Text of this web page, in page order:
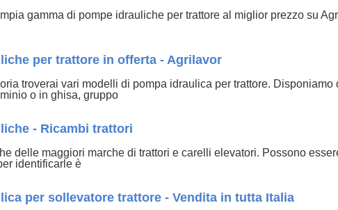
gamma di pompe idrauliche per trattore al miglior prezzo su
per trattore in offerta - Agrilavor
troverai vari modelli di pompa idraulica per trattore.
o in ghisa, gruppo
- Ricambi trattori
delle maggiori marche di trattori e carelli elevatori. Possono
identificarle è
per sollevatore trattore - Vendita in tutta Italia